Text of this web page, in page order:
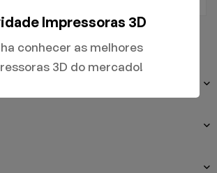
Impressoras 3D
conhecer as melhores
3D do mercado!